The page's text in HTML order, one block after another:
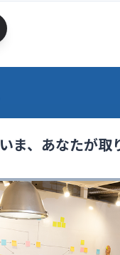
いま、あなたが取